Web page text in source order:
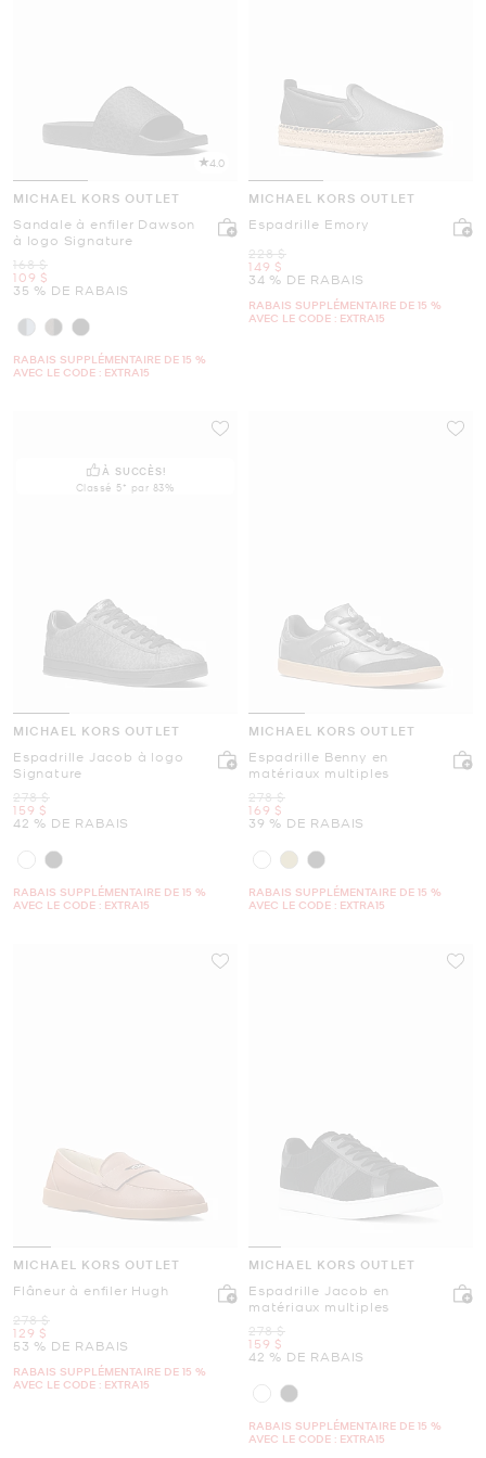
4.0
MICHAEL KORS OUTLET
Sandale à enfiler Dawson
à logo Signature
était
168 $
maintenant
109 $
35 % DE RABAIS
RABAIS SUPPLÉMENTAIRE DE 15 %
AVEC LE CODE : EXTRA15
MICHAEL KORS OUTLET
Espadrille Emory
était
228 $
maintenant
149 $
34 % DE RABAIS
RABAIS SUPPLÉMENTAIRE DE 15 %
AVEC LE CODE : EXTRA15
À SUCCÈS!
Classé 5* par 83%
MICHAEL KORS OUTLET
Espadrille Jacob à logo
Signature
était
278 $
maintenant
159 $
42 % DE RABAIS
RABAIS SUPPLÉMENTAIRE DE 15 %
AVEC LE CODE : EXTRA15
MICHAEL KORS OUTLET
Espadrille Benny en
matériaux multiples
était
278 $
maintenant
169 $
39 % DE RABAIS
RABAIS SUPPLÉMENTAIRE DE 15 %
AVEC LE CODE : EXTRA15
MICHAEL KORS OUTLET
Flâneur à enfiler Hugh
était
278 $
maintenant
129 $
53 % DE RABAIS
RABAIS SUPPLÉMENTAIRE DE 15 %
AVEC LE CODE : EXTRA15
MICHAEL KORS OUTLET
Espadrille Jacob en
matériaux multiples
était
278 $
maintenant
159 $
42 % DE RABAIS
RABAIS SUPPLÉMENTAIRE DE 15 %
AVEC LE CODE : EXTRA15